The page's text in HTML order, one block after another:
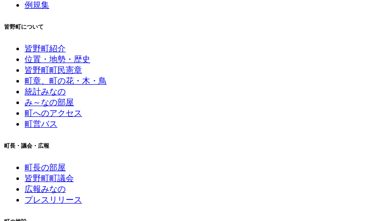
例規集
皆野町について
皆野町紹介
位置・地勢・歴史
皆野町町民憲章
町章、町の花・木・鳥
統計みなの
み～なの部屋
町へのアクセス
町営バス
町長・議会・広報
町長の部屋
皆野町町議会
広報みなの
プレスリリース